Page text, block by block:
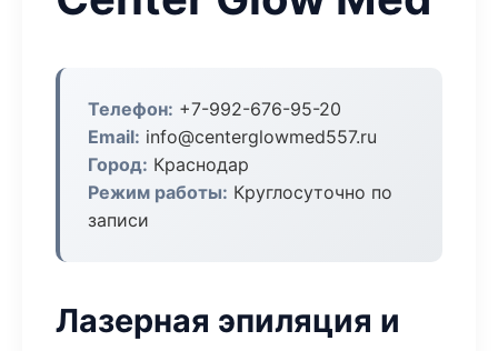
Телефон: +7-992-676-95-20
Email: info@centerglowmed557.ru
Город: Краснодар
Режим работы: Круглосуточно по
записи
Лазерная эпиляция и